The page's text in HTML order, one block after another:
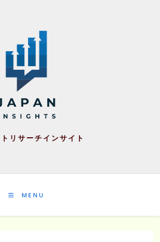
リサーチインサイト
MENU